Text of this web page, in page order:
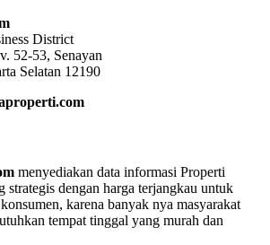
District
52-53, Senayan
Selatan 12190
menyediakan data informasi Properti
strategis dengan harga terjangkau untuk
karena banyak nya masyarakat
tempat tinggal yang murah dan